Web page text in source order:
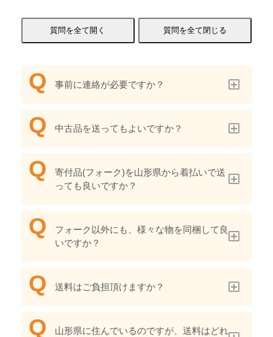
事前に連絡が必要ですか？
中古品を送ってもよいですか？
寄付品(フォーク)を山形県から着払いで送
っても良いですか？
フォーク以外にも、様々な物を同梱して良
いですか？
送料はご負担頂けますか？
山形県に住んでいるのですが、送料はどれ